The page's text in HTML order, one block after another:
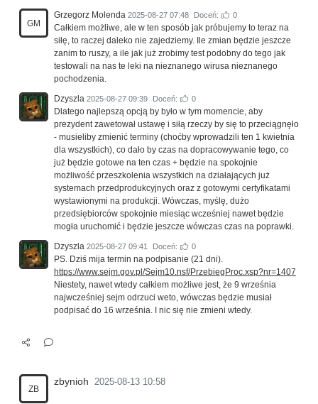
GM
Grzegorz Molenda 2025-08-27 07:48 Doceń: 0
Całkiem możliwe, ale w ten sposób jak próbujemy to teraz na
siłę, to raczej daleko nie zajedziemy. Ile zmian będzie jeszcze
zanim to ruszy, a ile jak już zrobimy test podobny do tego jak
testowali na nas te leki na nieznanego wirusa nieznanego
pochodzenia.
Dzyszla 2025-08-27 09:39 Doceń: 0
Dlatego najlepszą opcją by było w tym momencie, aby
prezydent zawetował ustawę i siłą rzeczy by się to przeciągnęło
- musieliby zmienić terminy (choćby wprowadzili ten 1 kwietnia
dla wszystkich), co dało by czas na dopracowywanie tego, co
już będzie gotowe na ten czas + będzie na spokojnie
możliwość przeszkolenia wszystkich na działających już
systemach przedprodukcyjnych oraz z gotowymi certyfikatami
wystawionymi na produkcji. Wówczas, myślę, dużo
przedsiębiorców spokojnie miesiąc wcześniej nawet będzie
mogła uruchomić i będzie jeszcze wówczas czas na poprawki.
Dzyszla 2025-08-27 09:41 Doceń: 0
PS. Dziś mija termin na podpisanie (21 dni).
https://www.sejm.gov.pl/Sejm10.nsf/PrzebiegProc.xsp?nr=1407
Niestety, nawet wtedy całkiem możliwe jest, że 9 września
najwcześniej sejm odrzuci weto, wówczas będzie musiał
podpisać do 16 września. I nic się nie zmieni wtedy.
ZB
zbynioh 2025-08-13 10:58